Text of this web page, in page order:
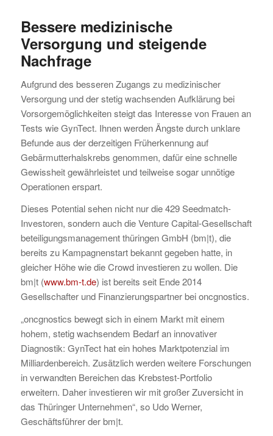
Bessere medizinische
Versorgung und steigende
Nachfrage
Aufgrund des besseren Zugangs zu medizinischer
Versorgung und der stetig wachsenden Aufklärung bei
Vorsorgemöglichkeiten steigt das Interesse von Frauen an
Tests wie GynTect. Ihnen werden Ängste durch unklare
Befunde aus der derzeitigen Früherkennung auf
Gebärmutterhalskrebs genommen, dafür eine schnelle
Gewissheit gewährleistet und teilweise sogar unnötige
Operationen erspart.
Dieses Potential sehen nicht nur die 429 Seedmatch-
Investoren, sondern auch die Venture Capital-Gesellschaft
beteiligungsmanagement thüringen GmbH (bm|t), die
bereits zu Kampagnenstart bekannt gegeben hatte, in
gleicher Höhe wie die Crowd investieren zu wollen. Die
bm|t (www.bm-t.de) ist bereits seit Ende 2014
Gesellschafter und Finanzierungspartner bei oncgnostics.
„oncgnostics bewegt sich in einem Markt mit einem
hohem, stetig wachsendem Bedarf an innovativer
Diagnostik: GynTect hat ein hohes Marktpotenzial im
Milliardenbereich. Zusätzlich werden weitere Forschungen
in verwandten Bereichen das Krebstest-Portfolio
erweitern. Daher investieren wir mit großer Zuversicht in
das Thüringer Unternehmen“, so Udo Werner,
Geschäftsführer der bm|t.